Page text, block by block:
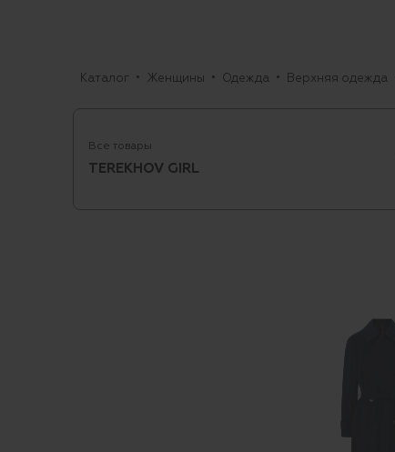
Каталог Женщины Одежда Верхняя одежда
Все товары
TEREKHOV GIRL